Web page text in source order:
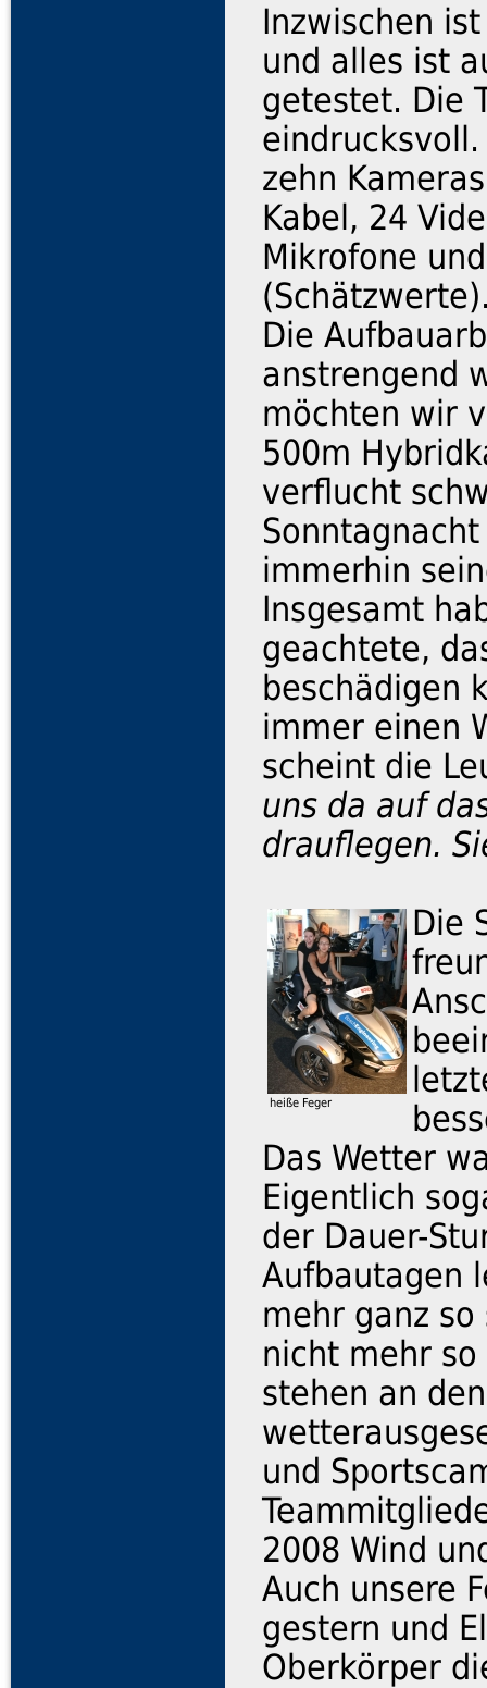
Inzwischen
und alles ist
getestet. Die
zehn
Kabel, 24
Mikrofone
Die
anstrengend
möchten wir
500m
verflucht
immerhin
Insgesamt
geachtete,
beschädigen
immer einen
scheint die
uns da auf
drauflegen.
heiße Feger
Die
Das Wetter
Eigentlich
der Dauer-
Aufbautagen
mehr ganz
nicht mehr
stehen an
und
2008 Wind
Auch unsere
gestern und
Oberkörper